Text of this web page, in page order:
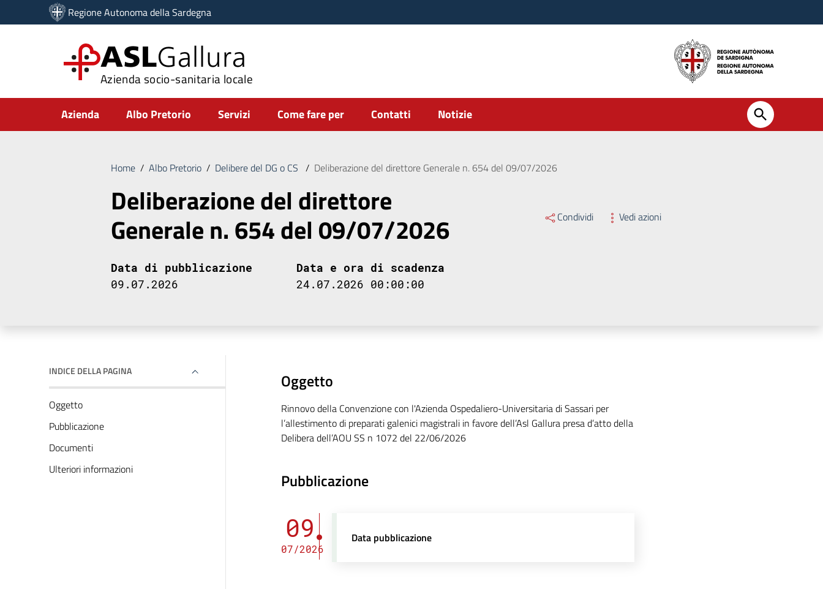
Vai ai contenuti
Vai al menu di navigazione
Regione Autonoma della Sardegna
ASLGallura
Azienda socio-sanitaria locale
Submenu
Azienda Albo Pretorio Servizi Come fare per Contatti Notizie
Home / Albo Pretorio / Delibere del DG o CS / Deliberazione del direttore Generale n. 654 del 09/07/2026
Deliberazione del direttore
Generale n. 654 del 09/07/2026 Condividi Vedi azioni
Data di pubblicazione
09.07.2026
Data e ora di scadenza
24.07.2026 00:00:00
INDICE DELLA PAGINA
Oggetto
Pubblicazione
Documenti
Ulteriori informazioni
Oggetto
Rinnovo della Convenzione con l'Azienda Ospedaliero-Universitaria di Sassari per
l’allestimento di preparati galenici magistrali in favore dell’Asl Gallura presa d’atto della
Delibera dell’AOU SS n 1072 del 22/06/2026
Pubblicazione
09
07/2026
Data pubblicazione